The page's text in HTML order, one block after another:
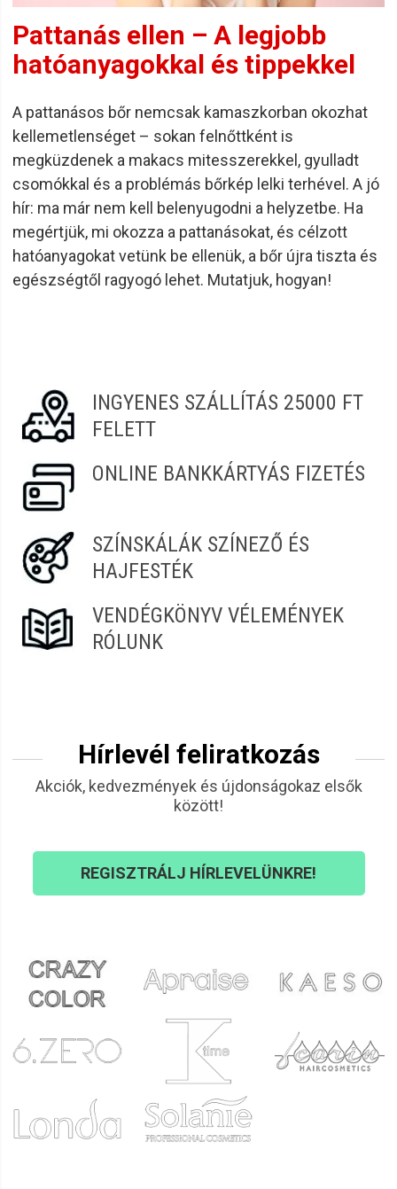
Pattanás ellen – A legjobb
hatóanyagokkal és tippekkel
A pattanásos bőr nemcsak kamaszkorban okozhat
kellemetlenséget – sokan felnőttként is
megküzdenek a makacs mitesszerekkel, gyulladt
csomókkal és a problémás bőrkép lelki terhével. A jó
hír: ma már nem kell belenyugodni a helyzetbe. Ha
megértjük, mi okozza a pattanásokat, és célzott
hatóanyagokat vetünk be ellenük, a bőr újra tiszta és
egészségtől ragyogó lehet. Mutatjuk, hogyan!
INGYENES SZÁLLÍTÁS 25000 FT
FELETT
ONLINE BANKKÁRTYÁS FIZETÉS
SZÍNSKÁLÁK SZÍNEZŐ ÉS
HAJFESTÉK
VENDÉGKÖNYV VÉLEMÉNYEK
RÓLUNK
Hírlevél feliratkozás
Akciók, kedvezmények és újdonságokaz elsők
között!
REGISZTRÁLJ HÍRLEVELÜNKRE!